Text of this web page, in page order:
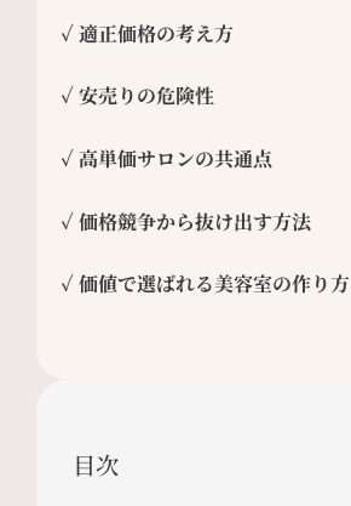
✓ 適正価格の考え方
✓ 安売りの危険性
✓ 高単価サロンの共通点
✓ 価格競争から抜け出す方法
✓ 価値で選ばれる美容室の作り方
目次